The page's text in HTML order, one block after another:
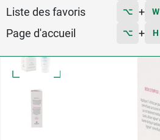
Liste des favoris ⌥ + W
Page d'accueil ⌥ + H
2